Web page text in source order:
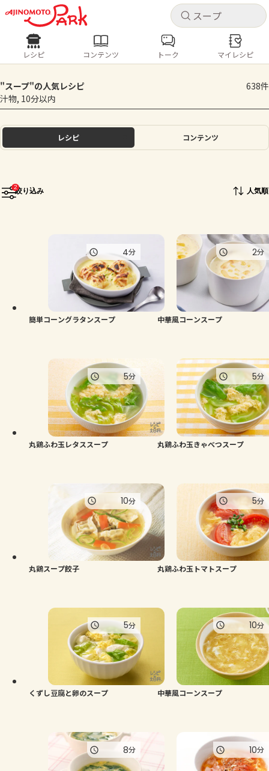
キャ
ログインするとレシピを保存できます
ログイン
ホーム
よくあるお問い合わせ
お買い物
キャ
レシピ コンテンツ
人気の食材・レシピ
きゅうり とうもろこし
レシピ コンテンツ トーク マイレシピ
"スープ"の人気レシピ
638件
汁物, 10分以内
レシピ コンテンツ
2絞り込み 人気順
簡単コーングラタンスープ
4分
中華風コーンスープ
2分
丸鶏ふわ玉レタススープ
5分
丸鶏ふわ玉きゃべつスープ
5分
丸鶏スープ餃子
10分
丸鶏ふわ玉トマトスープ
5分
くずし豆腐と卵のスープ
5分
中華風コーンスープ
10分
8分 10分